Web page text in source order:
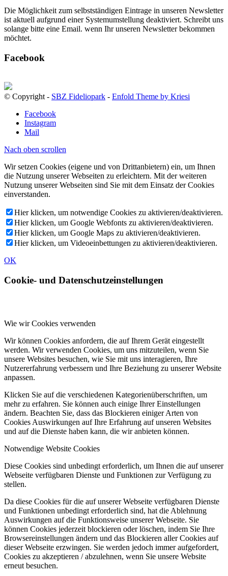
Die Möglichkeit zum selbstständigen Eintrage in unseren Newsletter
ist aktuell aufgrund einer Systemumstellung deaktiviert. Schreibt uns
solange bitte eine Email. wenn Ihr unseren Newsletter bekommen
möchtet.
Facebook
© Copyright - SBZ Fideliopark - Enfold Theme by Kriesi
Facebook
Instagram
Mail
Nach oben scrollen
Wir setzen Cookies (eigene und von Drittanbietern) ein, um Ihnen
die Nutzung unserer Webseiten zu erleichtern. Mit der weiteren
Nutzung unserer Webseiten sind Sie mit dem Einsatz der Cookies
einverstanden.
Hier klicken, um notwendige Cookies zu aktivieren/deaktivieren.
Hier klicken, um Google Webfonts zu aktivieren/deaktivieren.
Hier klicken, um Google Maps zu aktivieren/deaktivieren.
Hier klicken, um Videoeinbettungen zu aktivieren/deaktivieren.
OK
Cookie- und Datenschutzeinstellungen
Wie wir Cookies verwenden
Wir können Cookies anfordern, die auf Ihrem Gerät eingestellt
werden. Wir verwenden Cookies, um uns mitzuteilen, wenn Sie
unsere Websites besuchen, wie Sie mit uns interagieren, Ihre
Nutzererfahrung verbessern und Ihre Beziehung zu unserer Website
anpassen.
Klicken Sie auf die verschiedenen Kategorienüberschriften, um
mehr zu erfahren. Sie können auch einige Ihrer Einstellungen
ändern. Beachten Sie, dass das Blockieren einiger Arten von
Cookies Auswirkungen auf Ihre Erfahrung auf unseren Websites
und auf die Dienste haben kann, die wir anbieten können.
Notwendige Website Cookies
Diese Cookies sind unbedingt erforderlich, um Ihnen die auf unserer
Webseite verfügbaren Dienste und Funktionen zur Verfügung zu
stellen.
Da diese Cookies für die auf unserer Webseite verfügbaren Dienste
und Funktionen unbedingt erforderlich sind, hat die Ablehnung
Auswirkungen auf die Funktionsweise unserer Webseite. Sie
können Cookies jederzeit blockieren oder löschen, indem Sie Ihre
Browsereinstellungen ändern und das Blockieren aller Cookies auf
dieser Webseite erzwingen. Sie werden jedoch immer aufgefordert,
Cookies zu akzeptieren / abzulehnen, wenn Sie unsere Website
erneut besuchen.